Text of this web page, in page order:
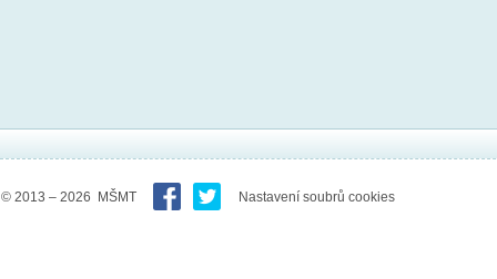
© 2013 – 2026 MŠMT Nastavení soubrů cookies